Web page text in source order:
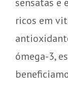
ricos em
ómega-3,